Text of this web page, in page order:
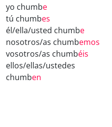
yo chumbe
tú chumbes
él/ella/usted chumbe
nosotros/as chumbemos
vosotros/as chumbéis
ellos/ellas/ustedes
chumben